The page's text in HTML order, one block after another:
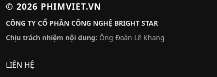
© 2026 PHIMVIET.VN
CÔNG TY CỔ PHẦN CÔNG NGHỆ BRIGHT STAR
Chịu trách nhiệm nội dung: Ông Đoàn Lê Khang
LIÊN HỆ